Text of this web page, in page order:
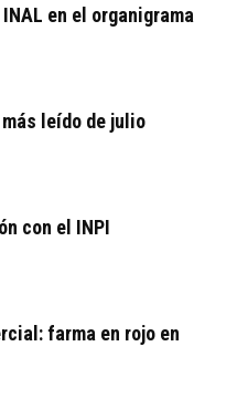
en el organigrama
leído de julio
con el INPI
farma en rojo en